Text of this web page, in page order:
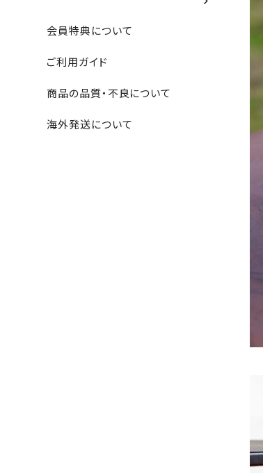
会員特典について
ご利用ガイド
商品の品質・不良について
海外発送について